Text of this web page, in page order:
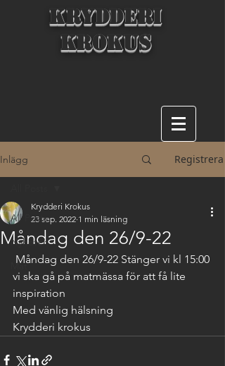
KRYDDERI
KROKUS
Inlägg Registrera
All Posts
Nyheter
Mat
Måndag den 26/9-22
Krydderi Krokus
23 sep. 2022 1 min läsning
Måndag den 26/9-22 Stänger vi kl 15:00
vi ska gå på matmässa för att få lite
inspiration
Med vänlig hälsning
Krydderi krokus